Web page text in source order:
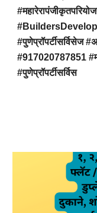
#पुणेप्रॉपर्टीसर्विसेज
#917020787851
#पुणेप्रॉपर्टीसर्विस